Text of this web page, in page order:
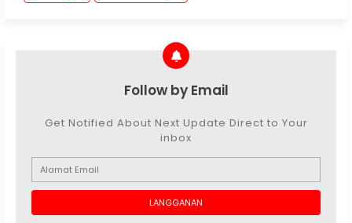
Follow by Email
Get Notified About Next Update Direct to Your
inbox